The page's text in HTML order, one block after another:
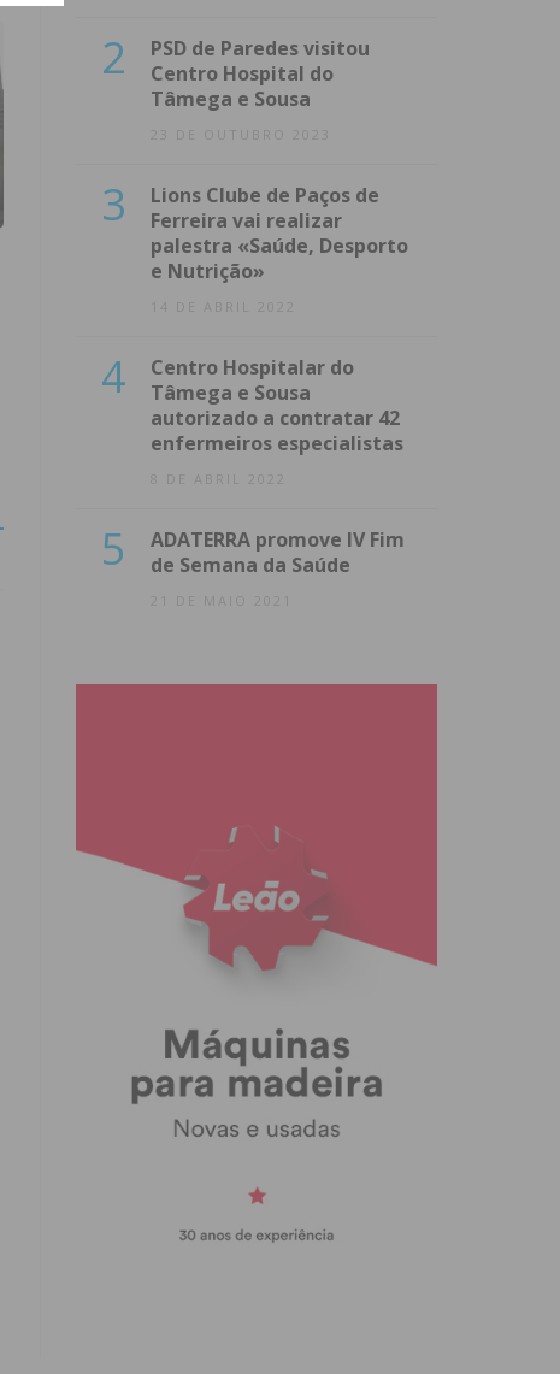
2
PSD de Paredes visitou
Centro Hospital do
Tâmega e Sousa
23 DE OUTUBRO 2023
3
Lions Clube de Paços de
Ferreira vai realizar
palestra «Saúde, Desporto
e Nutrição»
14 DE ABRIL 2022
4
Centro Hospitalar do
Tâmega e Sousa
autorizado a contratar 42
enfermeiros especialistas
8 DE ABRIL 2022
5
ADATERRA promove IV Fim
de Semana da Saúde
21 DE MAIO 2021